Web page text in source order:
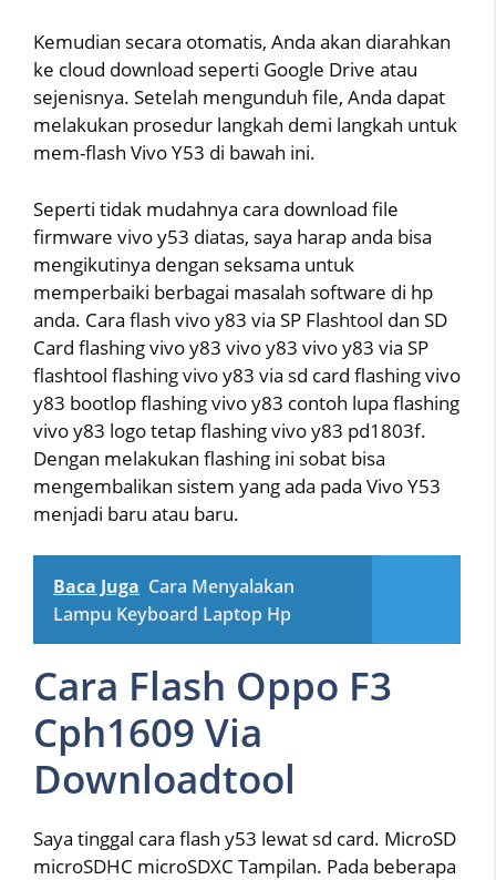
Kemudian secara otomatis, Anda akan diarahkan
ke cloud download seperti Google Drive atau
sejenisnya. Setelah mengunduh file, Anda dapat
melakukan prosedur langkah demi langkah untuk
mem-flash Vivo Y53 di bawah ini.
Seperti tidak mudahnya cara download file
firmware vivo y53 diatas, saya harap anda bisa
mengikutinya dengan seksama untuk
memperbaiki berbagai masalah software di hp
anda. Cara flash vivo y83 via SP Flashtool dan SD
Card flashing vivo y83 vivo y83 vivo y83 via SP
flashtool flashing vivo y83 via sd card flashing vivo
y83 bootlop flashing vivo y83 contoh lupa flashing
vivo y83 logo tetap flashing vivo y83 pd1803f.
Dengan melakukan flashing ini sobat bisa
mengembalikan sistem yang ada pada Vivo Y53
menjadi baru atau baru.
Baca Juga Cara Menyalakan
Lampu Keyboard Laptop Hp
Cara Flash Oppo F3
Cph1609 Via
Downloadtool
Saya tinggal cara flash y53 lewat sd card. MicroSD
microSDHC microSDXC Tampilan. Pada beberapa